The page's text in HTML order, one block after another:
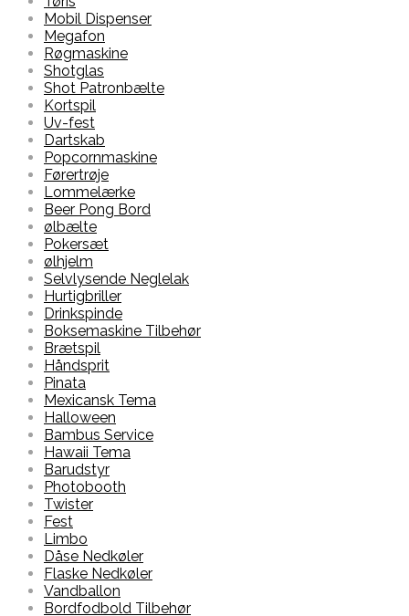
Mobil Dispenser
Megafon
Røgmaskine
Shotglas
Shot Patronbælte
Kortspil
Uv-fest
Dartskab
Popcornmaskine
Førertrøje
Lommelærke
Beer Pong Bord
ølbælte
Pokersæt
ølhjelm
Selvlysende Neglelak
Hurtigbriller
Drinkspinde
Boksemaskine Tilbehør
Brætspil
Håndsprit
Pinata
Mexicansk Tema
Halloween
Bambus Service
Hawaii Tema
Barudstyr
Photobooth
Twister
Fest
Limbo
Dåse Nedkøler
Flaske Nedkøler
Vandballon
Bordfodbold Tilbehør